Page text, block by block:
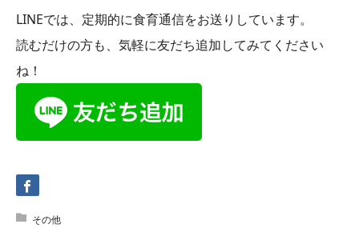
LINEでは、定期的に食育通信をお送りしています。
読むだけの方も、気軽に友だち追加してみてください
ね！
その他